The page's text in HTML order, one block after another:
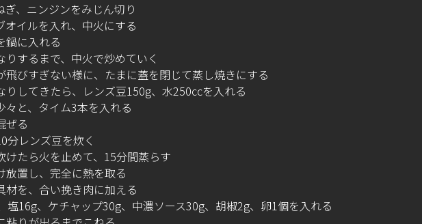
ぎ、ニンジンをみじん切り
オイルを入れ、中火にする
鍋に入れる
りするまで、中火で炒めていく
飛びすぎない様に、たまに蓋を閉じて蒸し焼きにする
りしてきたら、レンズ豆150g、水250ccを入れる
々と、タイム3本を入れる
ぜる
分レンズ豆を炊く
けたら火を止めて、15分間蒸らす
放置し、完全に熱を取る
材を、合い挽き肉に加える
塩16g、ケチャップ30g、中濃ソース30g、胡椒2g、卵1個を入れる